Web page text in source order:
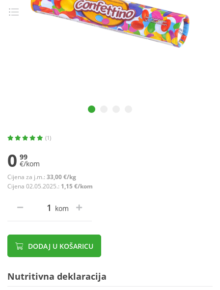
(1)
0 99
€/kom
Cijena za j.m.: 33,00 €/kg
Cijena 02.05.2025.: 1,15 €/kom
kom
DODAJ U KOŠARICU
Nutritivna deklaracija